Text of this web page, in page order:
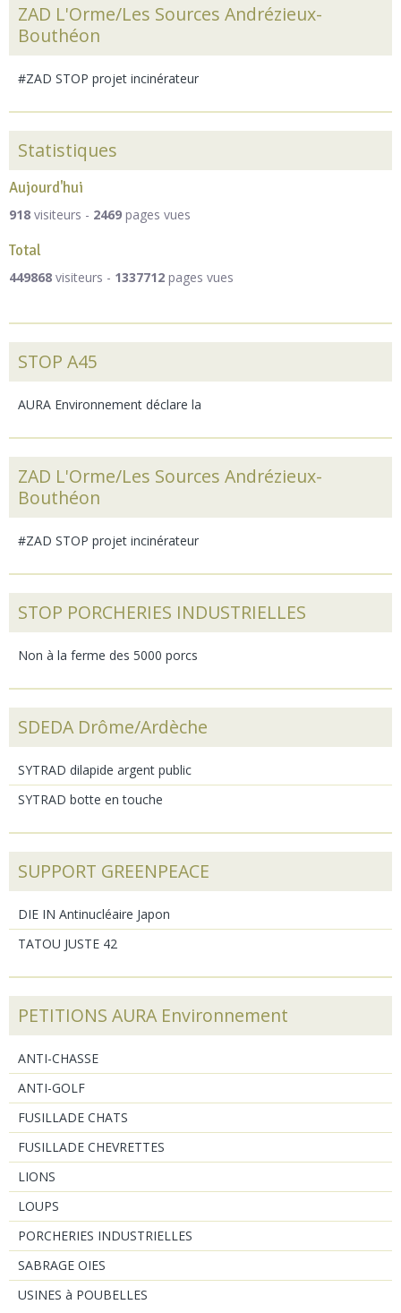
ZAD L'Orme/Les Sources Andrézieux-
Bouthéon
#ZAD STOP projet incinérateur
Statistiques
Aujourd'hui
918 visiteurs - 2469 pages vues
Total
449868 visiteurs - 1337712 pages vues
STOP A45
AURA Environnement déclare la
ZAD L'Orme/Les Sources Andrézieux-
Bouthéon
#ZAD STOP projet incinérateur
STOP PORCHERIES INDUSTRIELLES
Non à la ferme des 5000 porcs
SDEDA Drôme/Ardèche
SYTRAD dilapide argent public
SYTRAD botte en touche
SUPPORT GREENPEACE
DIE IN Antinucléaire Japon
TATOU JUSTE 42
PETITIONS AURA Environnement
ANTI-CHASSE
ANTI-GOLF
FUSILLADE CHATS
FUSILLADE CHEVRETTES
LIONS
LOUPS
PORCHERIES INDUSTRIELLES
SABRAGE OIES
USINES à POUBELLES